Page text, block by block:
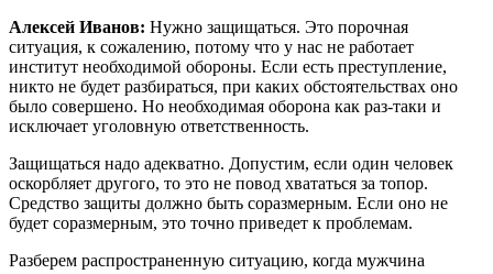
Алексей Иванов: Нужно защищаться. Это порочная
ситуация, к сожалению, потому что у нас не работает
институт необходимой обороны. Если есть преступление,
никто не будет разбираться, при каких обстоятельствах оно
было совершено. Но необходимая оборона как раз-таки и
исключает уголовную ответственность.
Защищаться надо адекватно. Допустим, если один человек
оскорбляет другого, то это не повод хвататься за топор.
Средство защиты должно быть соразмерным. Если оно не
будет соразмерным, это точно приведет к проблемам.
Разберем распространенную ситуацию, когда мужчина